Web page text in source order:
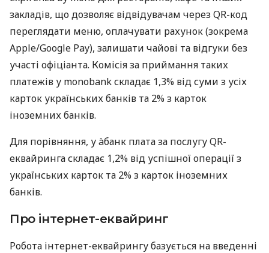
закладів, що дозволяє відвідувачам через QR-код
переглядати меню, оплачувати рахунок (зокрема
Apple/Google Pay), залишати чайові та відгуки без
участі офіціанта. Комісія за приймання таких
платежів у monobank складає 1,3% від суми з усіх
карток українських банків та 2% з карток
іноземних банків.
Для порівняння, у àбанк плата за послугу QR-
еквайринга складає 1,2% від успішної операції з
українських карток та 2% з карток іноземних
банків.
Про інтернет-еквайринг
Робота інтернет-еквайрингу базується на введенні